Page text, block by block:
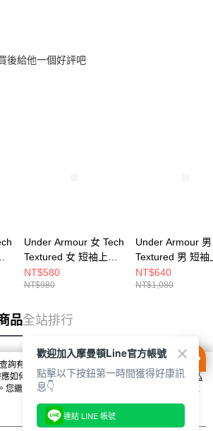
後給他一個好評吧
Under Armour 女 Tech
Textured 女 短袖上衣
1383641-001
NT$580
NT$980
Under Armour
Textured 男 短袖
1382796-044
NT$640
NT$1,080
品全站排行
詢有關本網站使用 cookie 方式之詳情，及若您不希
如何變更電腦的 cookie 設定，請參閱本網站「
隱私
您繼續使用本網站即表示您同意本公司得按本網站使
cookie。
歡迎加入摩曼頓Line官方帳號
點擊以下按鈕第一時間獲得好康訊
息👇
連結 LINE 帳號